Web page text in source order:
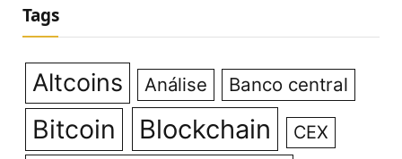
Tags
Altcoins Análise Banco central
Bitcoin Blockchain CEX